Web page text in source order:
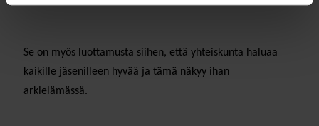
Se on myös luottamusta siihen, että yhteiskunta haluaa
kaikille jäsenilleen hyvää ja tämä näkyy ihan
arkielämässä.